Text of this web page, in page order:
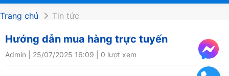
Trang chủ Tin tức
Hướng dẫn mua hàng trực tuyến
Admin | 25/07/2025 16:09 | 0 lượt xem